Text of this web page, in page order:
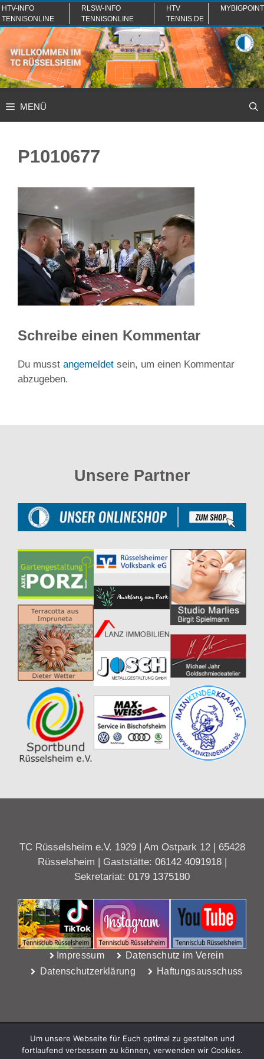
Zum
Inhalt
springen
HTV-INFO
TENNISONLINE
RLSW-INFO
TENNISONLINE
HTV
TENNIS.DE
MYBIGPOINT
MENÜ
P1010677
Schreibe einen Kommentar
Du musst angemeldet sein, um einen Kommentar
abzugeben.
Unsere Partner
TC Rüsselsheim e.V. 1929 | Am Ostpark 12 | 65428
Rüsselsheim | Gaststätte: 06142 4091918|
Sekretariat: 0179 1375180
Impressum
Datenschutz im Verein
Datenschutzerklärung
Haftungsausschuss
Um unsere Webseite für Euch optimal zu gestalten und
fortlaufend verbessern zu können, verwenden wir Cookies.